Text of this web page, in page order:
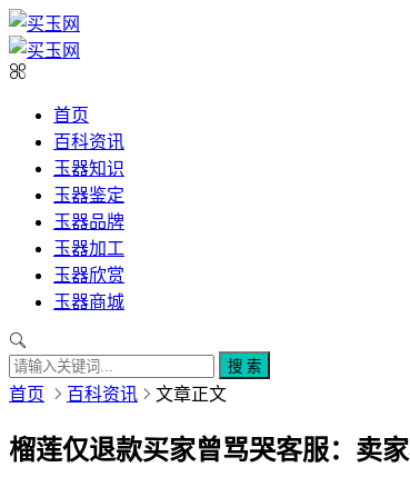
首页
百科资讯
玉器知识
玉器鉴定
玉器品牌
玉器加工
玉器欣赏
玉器商城
搜 索
首页 百科资讯 文章正文
榴莲仅退款买家曾骂哭客服：卖